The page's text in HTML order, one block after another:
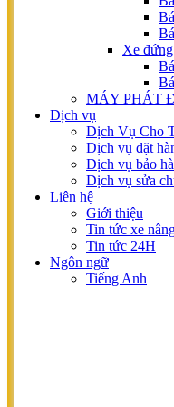
BÌNH ĐIỆN
Bình
Bình
Bình
Bình
Bình
BÌNH ĐIỆN
BÁNH XE
Xe ngồi
Bánh xe
Bánh
Bánh xe
Xe đứng
Bánh pu
Bánh cao
PHỤ KIỆN
Kẹp
Càng
Xe đứng
MÁY PHÁT
Dịch vụ
Dịch Vụ Cho
Dịch vụ đặt
Dịch vụ bảo
Dịch vụ sửa
Liên hệ
Giới thiệu
Tin tức xe
Tin tức 24H
Ngôn ngữ
Tiếng Anh